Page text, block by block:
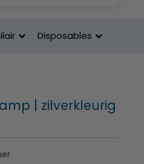
Disposables
| zilverkleurig